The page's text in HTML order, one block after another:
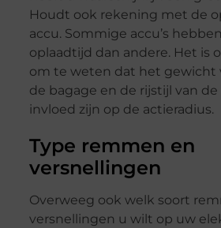
Houdt ook rekening met de
accu. Sommige accu’s
oplaadtijd dan andere. Het is
om te weten dat het gewicht
de bagage en de rijstijl van
invloed zijn op de actieradius.
Type remmen en
versnellingen
Overweeg ook welk soort
versnellingen u wilt op uw